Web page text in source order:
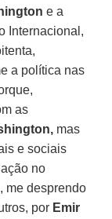
e a
Internacional,
a política nas
as
mas
e sociais
no
me desprendo
por Emir